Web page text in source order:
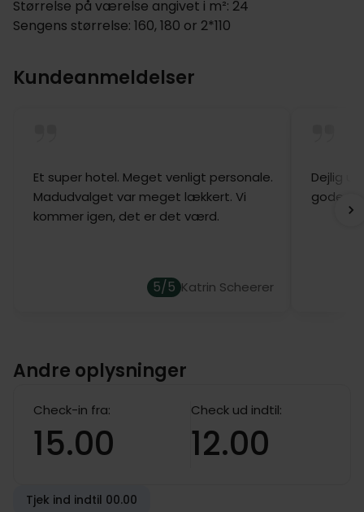
Størrelse på værelse angivet i m²: 24
Sengens størrelse: 160, 180 or 2*110
Kundeanmeldelser
Et super hotel. Meget venligt personale.
Madudvalget var meget lækkert. Vi
kommer igen, det er det værd.
5/5 Katrin Scheerer
Dejlig
gode
Andre oplysninger
Check-in fra:
15.00
Check ud indtil:
12.00
Tjek ind indtil 00.00